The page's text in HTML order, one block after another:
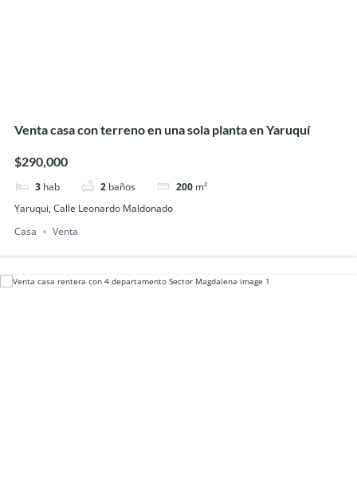
Venta casa con terreno en una sola planta en Yaruquí
$290,000
3 hab 2 baños 200 m²
Yaruqui, Calle Leonardo Maldonado
Casa
Venta